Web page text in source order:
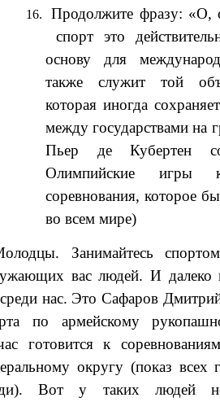
Продолжите фразу:
спорт это
основу для
также служит той
которая иногда
между государствами на
Пьер де Кубертен
Олимпийские игры
соревнования, которое
во всем мире)
Занимайтесь
вас людей. И далеко
нас. Это Сафаров
по армейскому
готовится к
округу (показ всех
Вот у таких людей